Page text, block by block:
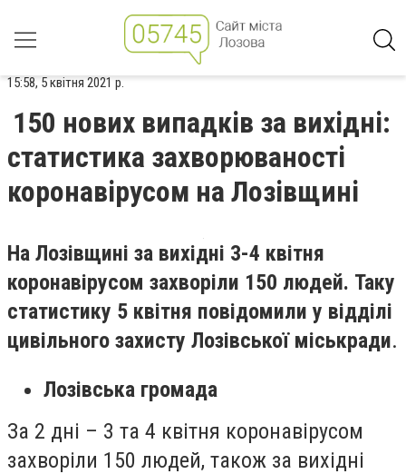
15:58, 5 квітня 2021 р.
150 нових випадків за вихідні:
статистика захворюваності
коронавірусом на Лозівщині
На Лозівщині за вихідні 3-4 квітня
коронавірусом захворіли 150 людей. Таку
статистику 5 квітня повідомили у відділі
цивільного захисту Лозівської міськради.
Лозівська громада
За 2 дні – 3 та 4 квітня коронавірусом
захворіли 150 людей, також за вихідні